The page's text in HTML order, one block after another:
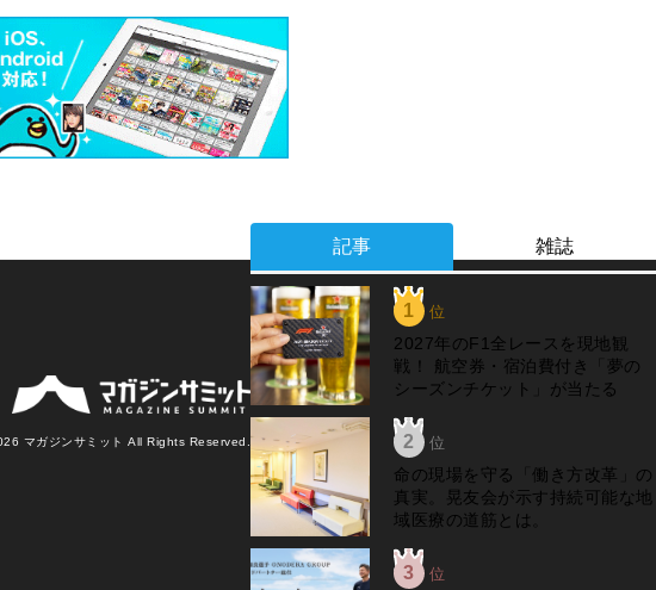
記事 雑誌
1 位
2027年のF1全レースを現地観
戦！ 航空券・宿泊費付き「夢の
シーズンチケット」が当たる
2 位
​命の現場を守る「働き方改革」の
真実。晃友会が示す持続可能な地
域医療の道筋とは。
3 位
マガジンサミット All Rights Reserved.